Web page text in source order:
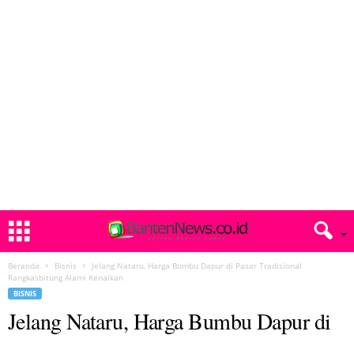
Beranda Bisnis
Jelang Nataru, Harga Bumbu Dapur di Pasar Tradisional
Rangkasbitung Alami Kenaikan
BISNIS
Jelang Nataru, Harga Bumbu Dapur di